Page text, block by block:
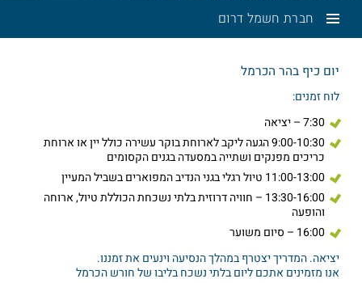
חברת חשמל דרום
יום כיף בהר הכרמל
לוח זמנים:
7:30 – יציאה
9:00-10:30 הגעה ליקב לארוחת בוקר עשירה כולל יין או ארוחת
כריכים מפנקים ושתייה במסעדה בגנים הקסומים
11:00-13:00 טיול רגלי בגני הנדיב המפוארים בשביל המעיין
13:30-16:00 – חוויה דרוזית בלתי נשכחת הכוללת טיול, ארוחה
והופעה
16:00 – סיום משוער
יציאה. המדריך יצטרף במהלך הנסיעה וינעים את זמננו.
אנו מזמינים אתכם ליום בלתי נשכח בליבו של חורש הכרמל